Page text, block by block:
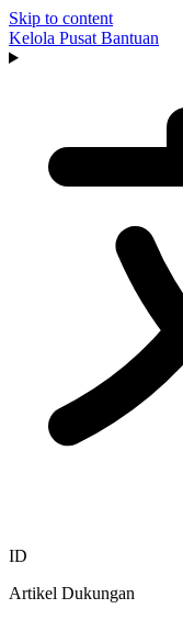
Skip to content
Kelola Pusat Bantuan
ID
Artikel Dukungan